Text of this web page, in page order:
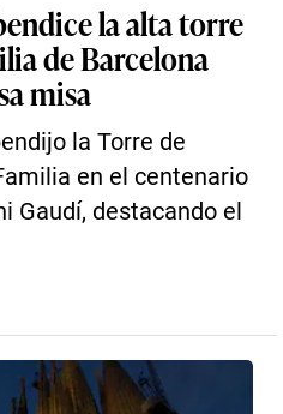
la alta torre
de Barcelona
misa
la Torre de
en el centenario
Gaudí, destacando el